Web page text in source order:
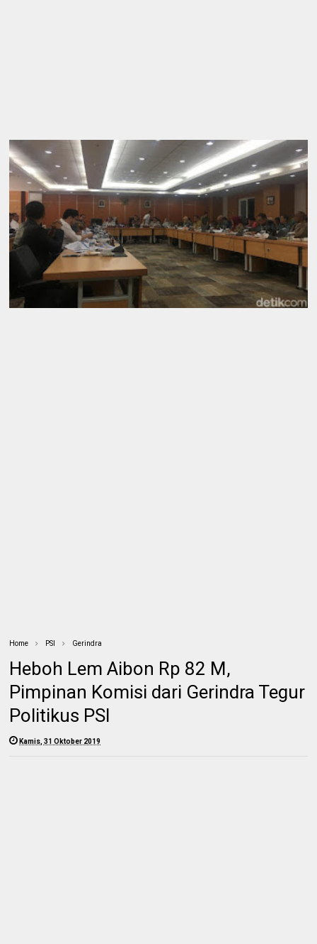
Home PSI Gerindra
Heboh Lem Aibon Rp 82 M,
Pimpinan Komisi dari Gerindra Tegur
Politikus PSI
Kamis, 31 Oktober 2019